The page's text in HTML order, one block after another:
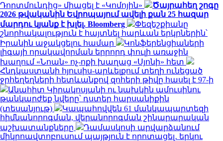
Դորտմունդից» միացել է «Կոմոյին»
Ծայրահեղ շոգը
2026 թվականին Եվրոպայում ավելի քան 25 հազար
մարդու կյանք է խլել. Bloomberg
Փեզեշքիանը
շնորհակալություն է հայտնել հարևան երկրներին՝
Իրանին աջակցելու համար
Կոնֆերենցիաների
լիգայի որակավորման երրորդ փուլի առաջին
խաղում «Նոան» ոչ-ոքի խաղաց «Սյոնի» հետ
Հնդկաստանի հյուսիս-արևելքում տեղի ունեցած
ջրհեղեղների հետևանքով զոհերի թիվը հասել է 97-ի
Անահիտ Կիրակոսյանի ու նախկին ամուսինու
թանկարժեք նվերը՝ դստեր հարսանիքին
(տեսանյութ)
Կապահովվեն 61 մանկապարտեզի
հիմնանորոգման, վերանորոգման շինարարական
աշխատանքները
Դամասկոսի արվարձանում
միկրոավտոբուսում պայթյուն է որոտացել․ երկու